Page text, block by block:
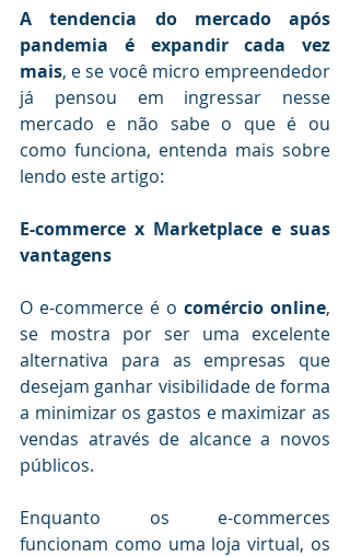
A tendencia do mercado após
pandemia é expandir cada vez
mais, e se você micro empreendedor
já pensou em ingressar nesse
mercado e não sabe o que é ou
como funciona, entenda mais sobre
lendo este artigo:
E-commerce x Marketplace e suas
vantagens
O e-commerce é o comércio online,
se mostra por ser uma excelente
alternativa para as empresas que
desejam ganhar visibilidade de forma
a minimizar os gastos e maximizar as
vendas através de alcance a novos
públicos.
Enquanto os e-commerces